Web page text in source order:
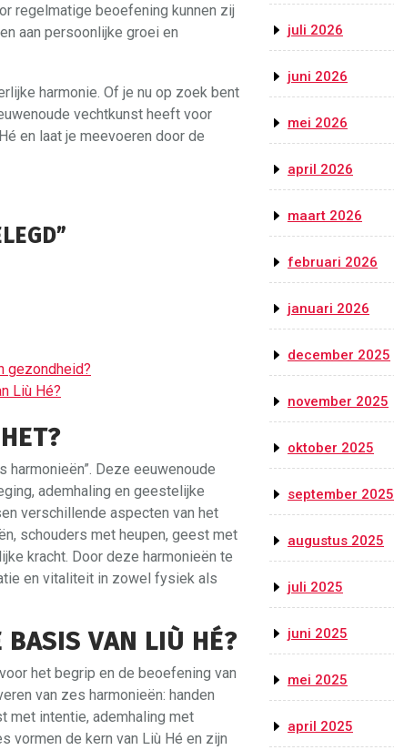
regelmatige beoefening kunnen zij
aan persoonlijke groei en
harmonie. Of je nu op zoek bent
vechtkunst heeft voor
en laat je meevoeren door de
gezondheid?
Liù Hé?
Deze eeuwenoude
ademhaling en geestelijke
verschillende aspecten van het
schouders met heupen, geest met
kracht. Door deze harmonieën te
en vitaliteit in zowel fysiek als
BASIS VAN LIÙ HÉ?
het begrip en de beoefening van
van zes harmonieën: handen
met intentie, ademhaling met
vormen de kern van Liù Hé en zijn
juli 2026
juni 2026
mei 2026
april 2026
maart 2026
februari 2026
januari 2026
december 2025
november 2025
oktober 2025
september 2025
augustus 2025
juli 2025
juni 2025
mei 2025
april 2025